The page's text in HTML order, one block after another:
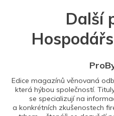
Další
Edice magazínů věnovaná
která hýbou společností.
se specializují na
a konkrétních zkušenostech